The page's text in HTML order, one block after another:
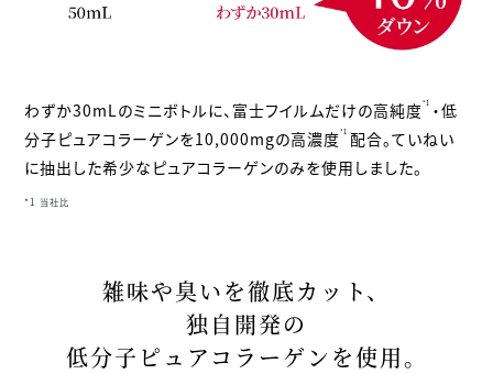
わずか30mLのミニボトルに、富士フイルムだけの高純度*1
・低
分子ピュアコラーゲンを10,000mgの高濃度*1 配合。ていねい
に抽出した希少なピュアコラーゲンのみを使用しました。
*1 当社比
雑味や臭いを徹底カット、
独自開発の
低分子ピュアコラーゲンを使用。